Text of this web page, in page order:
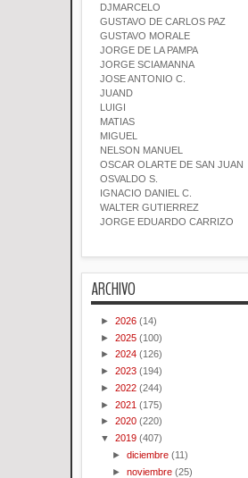
DJMARCELO
GUSTAVO DE CARLOS PAZ
GUSTAVO MORALE
JORGE DE LA PAMPA
JORGE SCIAMANNA
JOSE ANTONIO C.
JUAND
LUIGI
MATIAS
MIGUEL
NELSON MANUEL
OSCAR OLARTE DE SAN JUAN
OSVALDO S.
IGNACIO DANIEL C.
WALTER GUTIERREZ
JORGE EDUARDO CARRIZO
ARCHIVO
► 2026 (14)
► 2025 (100)
► 2024 (126)
► 2023 (194)
► 2022 (244)
► 2021 (175)
► 2020 (220)
▼ 2019 (407)
►diciembre (11)
►noviembre (25)